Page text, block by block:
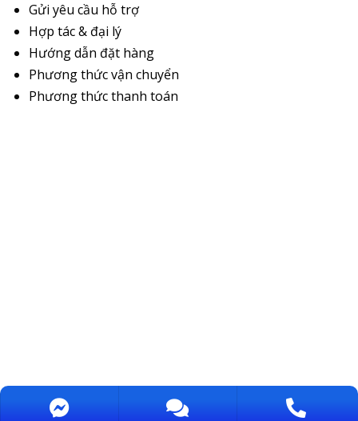
Gửi yêu cầu hỗ trợ
Hợp tác & đại lý
Hướng dẫn đặt hàng
Phương thức vận chuyển
Phương thức thanh toán
Bản quyền bởi CUONG THINH TECHCON., JSC OZONE / MST: